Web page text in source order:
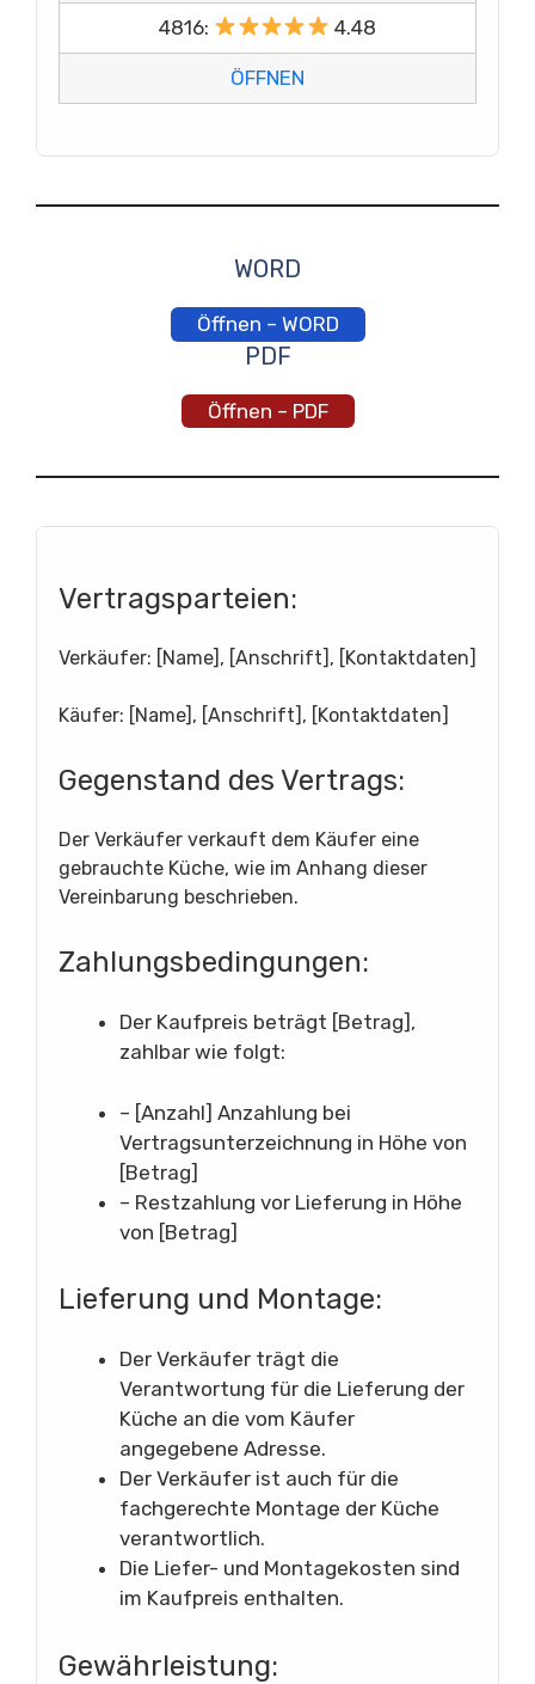
4816: 4.48
ÖFFNEN
WORD
Öffnen – WORD
PDF
Öffnen – PDF
Vertragsparteien:
Verkäufer: [Name], [Anschrift], [Kontaktdaten]
Käufer: [Name], [Anschrift], [Kontaktdaten]
Gegenstand des Vertrags:
Der Verkäufer verkauft dem Käufer eine
gebrauchte Küche, wie im Anhang dieser
Vereinbarung beschrieben.
Zahlungsbedingungen:
Der Kaufpreis beträgt [Betrag],
zahlbar wie folgt:
– [Anzahl] Anzahlung bei
Vertragsunterzeichnung in Höhe von
[Betrag]
– Restzahlung vor Lieferung in Höhe
von [Betrag]
Lieferung und Montage:
Der Verkäufer trägt die
Verantwortung für die Lieferung der
Küche an die vom Käufer
angegebene Adresse.
Der Verkäufer ist auch für die
fachgerechte Montage der Küche
verantwortlich.
Die Liefer- und Montagekosten sind
im Kaufpreis enthalten.
Gewährleistung: